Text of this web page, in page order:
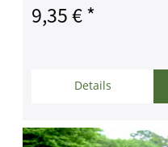
9,35 € *
Details